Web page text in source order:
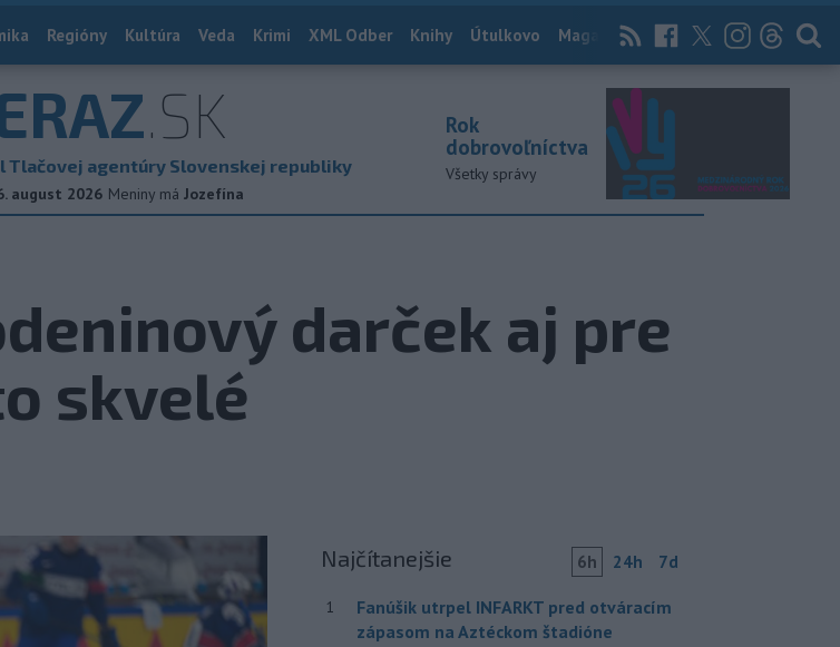
Regióny Kultúra Veda Krimi XML Odber Knihy Útulkovo Magazín News Now Archív
.SK
Tlačovej agentúry Slovenskej republiky
august 2026 Meniny má Jozefína
Rok
dobrovoľníctva
Všetky správy
darček aj pre
skvelé
Najčítanejšie 6h 24h 7d
1
Fanúšik utrpel INFARKT pred otváracím
zápasom na Aztéckom štadióne